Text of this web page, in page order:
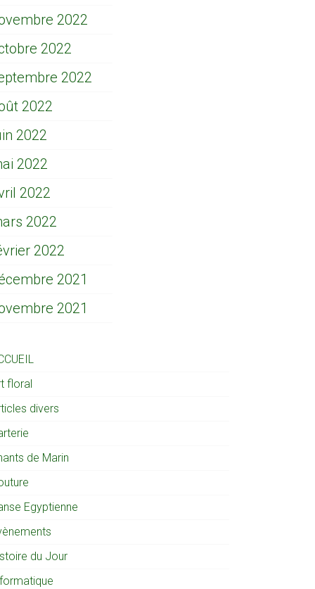
2022
2022
2022
2022
2022
2022
2022
2022
2022
2021
2021
floral
divers
de Marin
Egyptienne
du Jour